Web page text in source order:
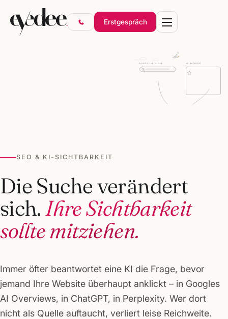
Erstgespräch
SEO & KI-SICHTBARKEIT
Die Suche verändert
sich.Ihre Sichtbarkeit
sollte mitziehen.
Immer öfter beantwortet eine KI die Frage, bevor
jemand Ihre Website überhaupt anklickt – in Googles
AI Overviews, in ChatGPT, in Perplexity. Wer dort
nicht als Quelle auftaucht, verliert leise Reichweite.
KLASSISCHE SUCHE KI-ANTWORT